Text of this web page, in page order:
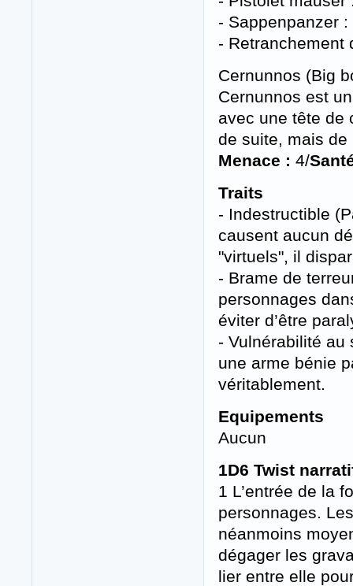
- Sappenpanzer
- Retranchement
Cernunnos (Big
Cernunnos est
avec une tête de
de suite, mais de
Menace : 4/
Traits
- Indestructible
causent aucun
"virtuels", il
- Brame de
personnages
éviter d’être
- Vulnérabilité au
une arme bénie
véritablement.
Equipements
Aucun
1D6 Twist
1 L’entrée de la
personnages.
néanmoins
dégager les
lier entre elle